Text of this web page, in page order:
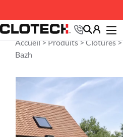
Accueil > Produits> Clôtures>
Bazh